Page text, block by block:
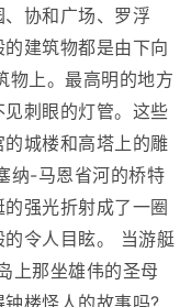
协和广场、罗浮
建筑物都是由下向
物上。最高明的地方
刺眼的灯管。这些
城楼和高塔上的雕
纳-马恩省河的桥特
强光折射成了一圈
令人目眩。 当游艇
上那坐雄伟的圣母